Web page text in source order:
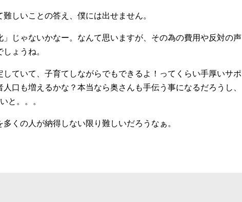
しいことの答え、僕には出せません。
じゃないかなー。なんて思いますが、その為の費用や反対の声
ょうね。
ていて、子育てしながらでもできるよ！ってくらい手厚いサポ
口も増えるかな？本当なら奥さんも手伝う事になるだろうし、
と。。。
多くの人が納得しない限り難しいだろうなぁ。